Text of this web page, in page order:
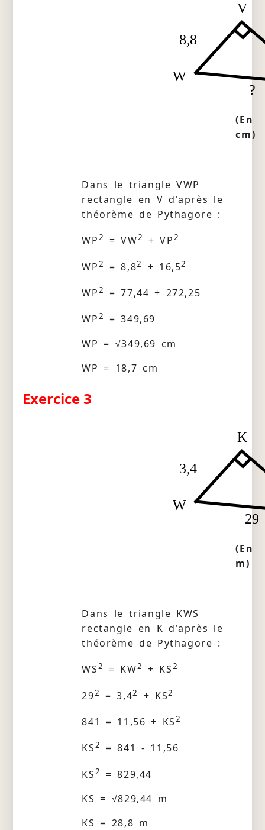
V
W
8,8
?
(En
cm)
Dans le triangle VWP
rectangle en V d'après le
théorème de Pythagore :
WP2 = VW2 + VP2
WP2 = 8,82 + 16,52
WP2 = 77,44 + 272,25
WP2
= 349,69
WP = √349,69 cm
WP = 18,7 cm
Exercice 3
K
W
3,4
29
(En
m)
Dans le triangle KWS
rectangle en K d'après le
théorème de Pythagore :
WS2 = KW2 + KS2
292 = 3,42 + KS2
841 = 11,56 + KS2
KS2 = 841 - 11,56
KS2
= 829,44
KS = √829,44 m
KS = 28,8 m